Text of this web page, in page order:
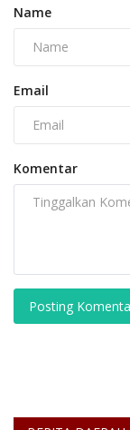
Name
Email
Komentar
Posting